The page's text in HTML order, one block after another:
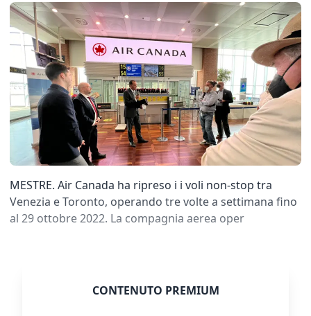
MESTRE. Air Canada ha ripreso i i voli non-stop tra
Venezia e Toronto, operando tre volte a settimana fino
al 29 ottobre 2022. La compagnia aerea oper
CONTENUTO PREMIUM